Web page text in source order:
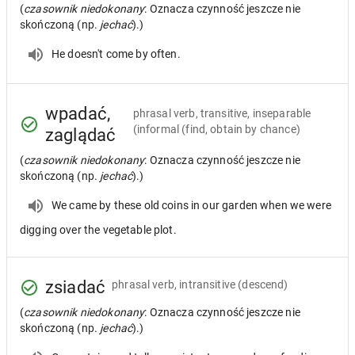
(czasownik niedokonany: Oznacza czynność jeszcze nie
skończoną (np. jechać).)
He doesn't come by often.
wpadać,
zaglądać
phrasal verb, transitive, inseparable
(informal (find, obtain by chance)
(czasownik niedokonany: Oznacza czynność jeszcze nie
skończoną (np. jechać).)
We came by these old coins in our garden when we were
digging over the vegetable plot.
zsiadać phrasal verb, intransitive (descend)
(czasownik niedokonany: Oznacza czynność jeszcze nie
skończoną (np. jechać).)